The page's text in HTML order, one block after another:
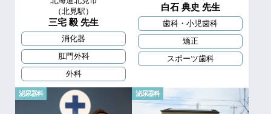
（北見駅）
三宅 毅 先生
消化器
肛門外科
外科
白石 典史 先生
歯科・小児歯科
矯正
スポーツ歯科
泌尿器科 泌尿器科